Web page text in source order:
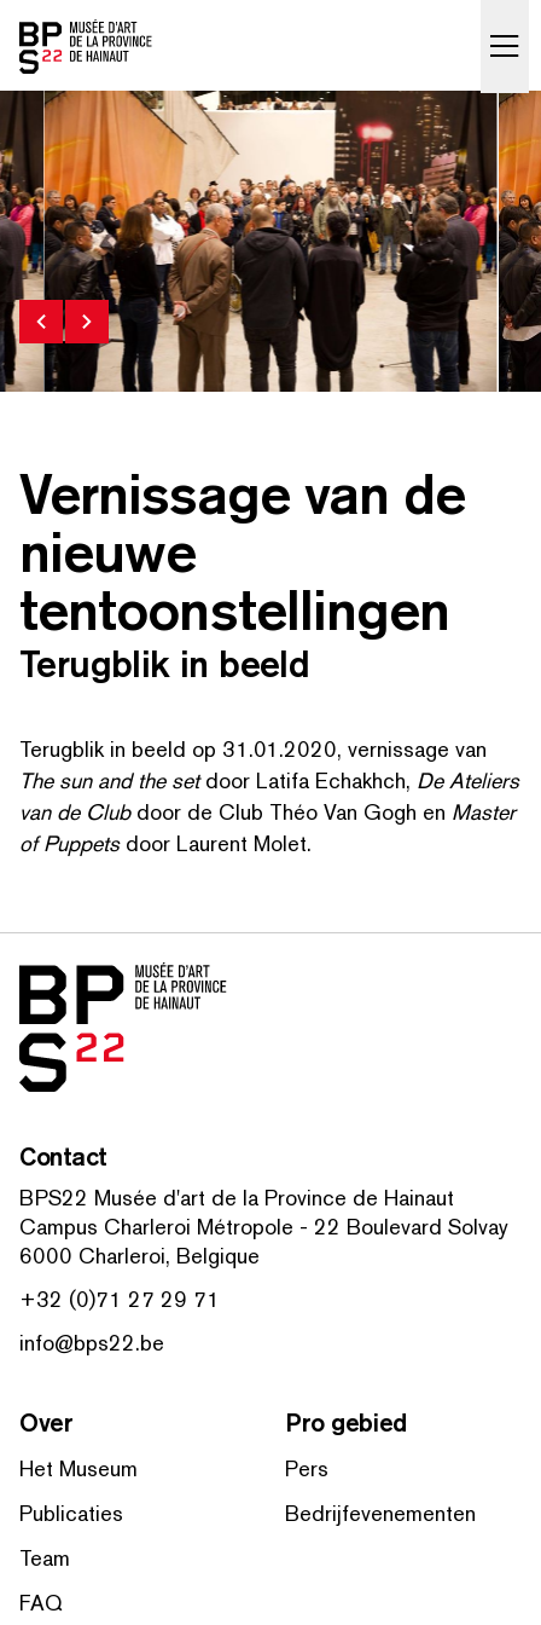
skip_to_content
ZOEK OP TREFWOORDEN
Accueil
Vernissage van de
nieuwe
tentoonstellingen
Terugblik in beeld
Terugblik in beeld op 31.01.2020, vernissage van
The sun and the setdoor Latifa Echakhch, De Ateliers
van de Club door de Club Théo Van Gogh en Master
of Puppetsdoor Laurent Molet.
Home
Contact
BPS22 Musée d'art de la Province de Hainaut
Campus Charleroi Métropole - 22 Boulevard Solvay
6000 Charleroi, Belgique
+32 (0)71 27 29 71
info@bps22.be
Over
Het Museum
Publicaties
Team
FAQ
Pro gebied
Pers
Bedrijfevenementen